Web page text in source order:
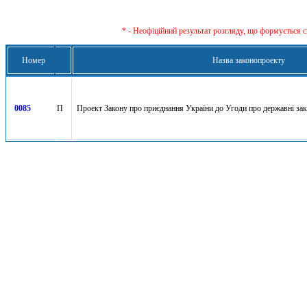
* - Неофіційний результат розгляду, що формується
Номер Назва законопроекту
0085 П Проект Закону про приєднання України до Угоди про державні